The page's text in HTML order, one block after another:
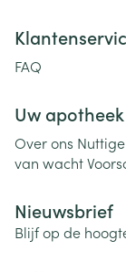
FAQ
Uw apotheek
Over ons
van wacht
Nieuwsbrief
Blijf op de